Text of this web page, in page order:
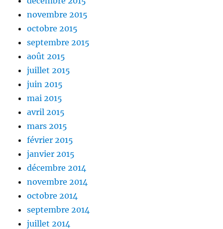
novembre 2015
octobre 2015
septembre 2015
août 2015
juillet 2015
juin 2015
mai 2015
avril 2015
mars 2015
février 2015
janvier 2015
décembre 2014
novembre 2014
octobre 2014
septembre 2014
juillet 2014